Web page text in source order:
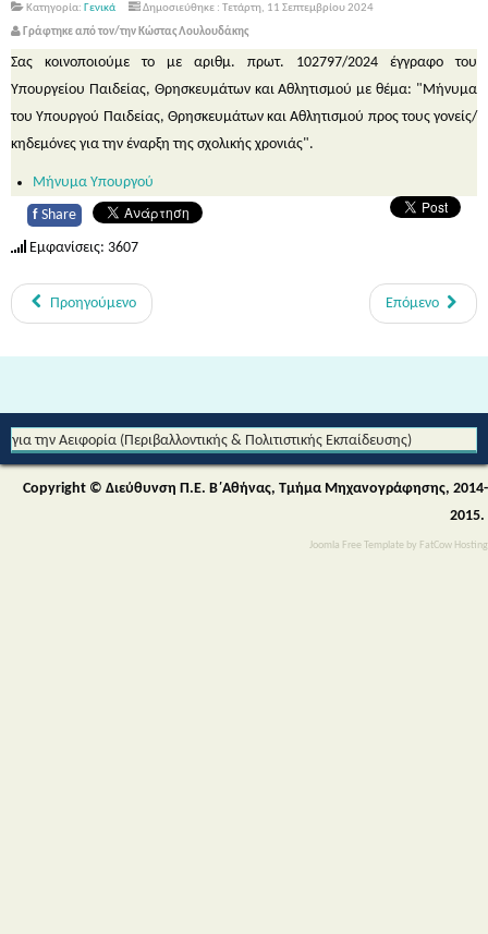
Joomla Free Template by FatCow Hosting
Κατηγορία: Γενικά
Δημοσιεύθηκε : Τετάρτη, 11 Σεπτεμβρίου 2024
Γράφτηκε από τον/την Κώστας Λουλουδάκης
Σας κοινοποιούμε το με αριθμ. πρωτ. 102797/2024 έγγραφο του
Υπουργείου Παιδείας, Θρησκευμάτων και Αθλητισμού με θέμα: "Μήνυμα
του Υπουργού Παιδείας, Θρησκευμάτων και Αθλητισμού προς τους γονείς/
κηδεμόνες για την έναρξη της σχολικής χρονιάς".
Μήνυμα Υπουργού
f Share
Εμφανίσεις: 3607
Προηγούμενο Επόμενο
για την Αειφορία (Περιβαλλοντικής & Πολιτιστικής Εκπαίδευσης)
Copyright © Διεύθυνση Π.Ε. Β΄Αθήνας, Τμήμα Μηχανογράφησης, 2014-
2015.